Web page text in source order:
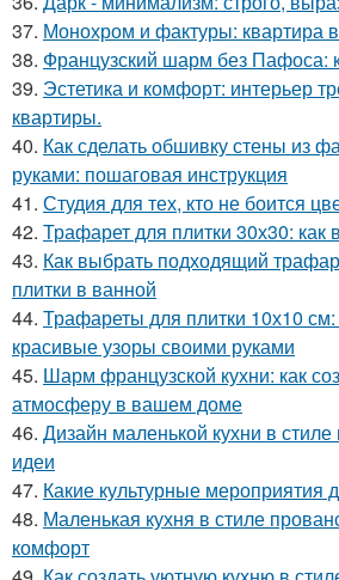
37. Монохром и фактуры: квартира
38. Французский шарм без Пафоса:
39. Эстетика и комфорт: интерьер
квартиры.
40. Как сделать обшивку стены из
руками: пошаговая инструкция
41. Студия для тех, кто не боится
42. Трафарет для плитки 30х30:
43. Как выбрать подходящий
плитки в ванной
44. Трафареты для плитки 10х10 см:
красивые узоры своими руками
45. Шарм французской кухни: как
атмосферу в вашем доме
46. Дизайн маленькой кухни в
идеи
47. Какие культурные мероприятия
48. Маленькая кухня в стиле
комфорт